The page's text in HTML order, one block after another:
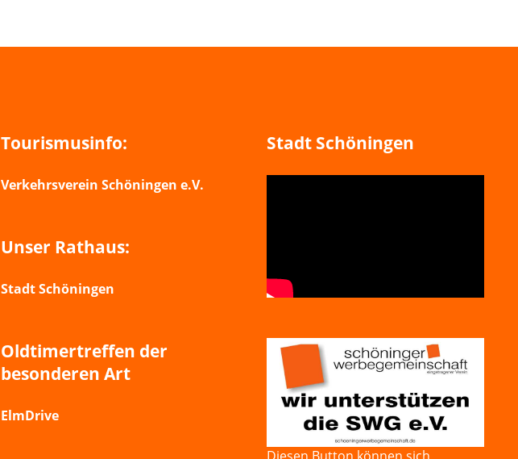
Tourismusinfo:
Verkehrsverein Schöningen e.V.
Unser Rathaus:
Stadt Schöningen
Oldtimertreffen der
besonderen Art
ElmDrive
Stadt Schöningen